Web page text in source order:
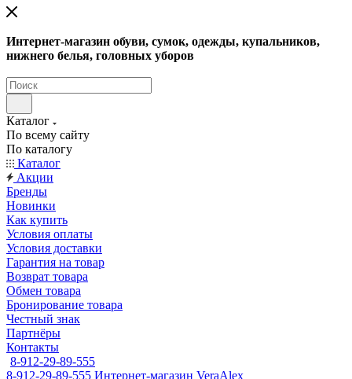
Интернет-магазин обуви, сумок, одежды, купальников,
нижнего белья, головных уборов
Каталог
По всему сайту
По каталогу
Каталог
Акции
Бренды
Новинки
Как купить
Условия оплаты
Условия доставки
Гарантия на товар
Возврат товара
Обмен товара
Бронирование товара
Честный знак
Партнёры
Контакты
8-912-29-89-555
8-912-29-89-555 Интернет-магазин VeraAlex